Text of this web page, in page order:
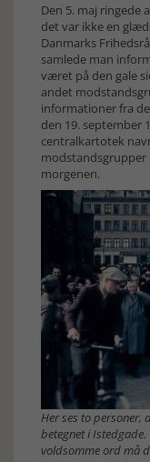
Den 5. maj ringede
det var ikke en
Danmarks
samlede man
været på den gale
andet
informationer fra
den 19. september
centralkartotek
morgenen.
Her ses to personer,
betegnet i
voldsomme ord må